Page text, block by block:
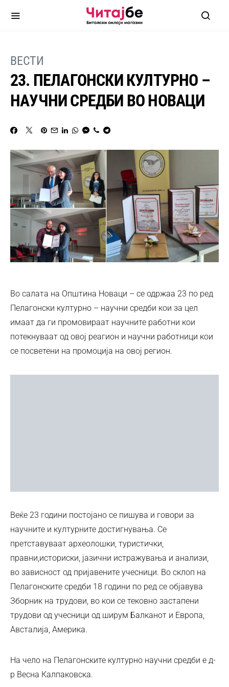
ВЕСТИ
23. ПЕЛАГОНСКИ КУЛТУРНО –
НАУЧНИ СРЕДБИ ВО НОВАЦИ
Во салата на Општина Новаци – се одржаа 23 по ред
Пелагонски културно – научни средби кои за цел
имаат да ги промовираат научните работни кои
потекнуваат од овој реагион и научни работници кои
се посветени на промоција на овој регион.
Веќе 23 години постојано се пишува и говори за
научните и културните достигнувања. Се
претставуваат археолошки, туристички,
правни,историски, јазични истражувања и анализи,
во зависност од пријавените учесници. Во склоп на
Пелагонските средби 18 години по ред се објавува
Зборник на трудови, во кои се тековно застапени
трудови од учесници од ширум Балканот и Европа,
Австалија, Америка.
На чело на Пелагонските културно научни средби е д-
р Весна Калпаковска.